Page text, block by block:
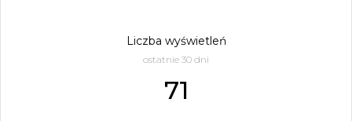
Liczba wyświetleń
ostatnie 30 dni
71